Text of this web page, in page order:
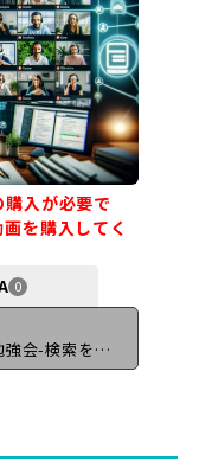
入が必要で
を購入してく
0
【第1回】初心者のための無料AIツール勉強会-検索を超える時間短縮可能な調べ方とは？-